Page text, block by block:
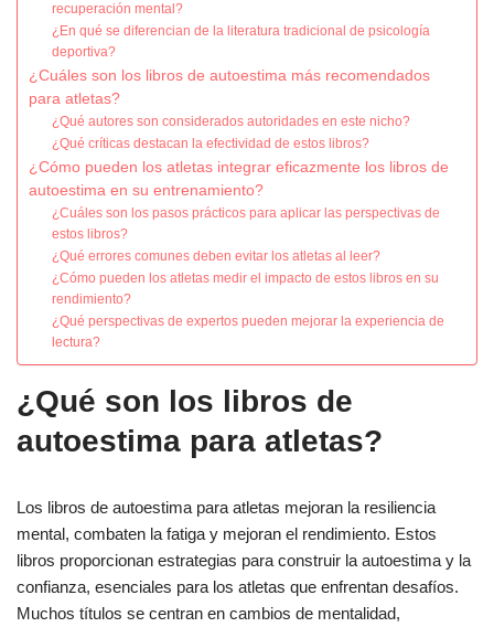
recuperación mental?
¿En qué se diferencian de la literatura tradicional de psicología
deportiva?
¿Cuáles son los libros de autoestima más recomendados
para atletas?
¿Qué autores son considerados autoridades en este nicho?
¿Qué críticas destacan la efectividad de estos libros?
¿Cómo pueden los atletas integrar eficazmente los libros de
autoestima en su entrenamiento?
¿Cuáles son los pasos prácticos para aplicar las perspectivas de
estos libros?
¿Qué errores comunes deben evitar los atletas al leer?
¿Cómo pueden los atletas medir el impacto de estos libros en su
rendimiento?
¿Qué perspectivas de expertos pueden mejorar la experiencia de
lectura?
¿Qué son los libros de
autoestima para atletas?
Los libros de autoestima para atletas mejoran la resiliencia
mental, combaten la fatiga y mejoran el rendimiento. Estos
libros proporcionan estrategias para construir la autoestima y la
confianza, esenciales para los atletas que enfrentan desafíos.
Muchos títulos se centran en cambios de mentalidad,